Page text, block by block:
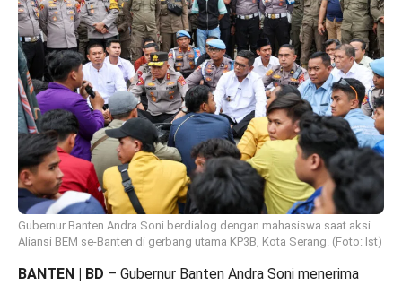
Gubernur Banten Andra Soni berdialog dengan mahasiswa saat aksi
Aliansi BEM se-Banten di gerbang utama KP3B, Kota Serang. (Foto: Ist)
BANTEN | BD – Gubernur Banten Andra Soni menerima